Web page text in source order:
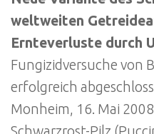
weltweiten
Ernteverluste durch
Fungizidversuche von
erfolgreich
Monheim, 16. Mai